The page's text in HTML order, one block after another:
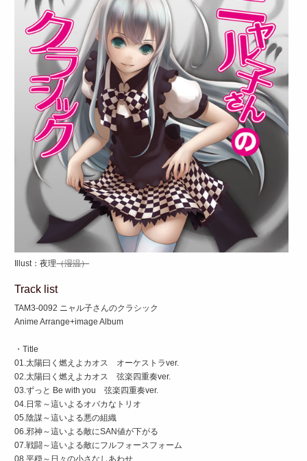
Illust：夜理（湿温）
Track list
TAM3-0092 ニャル子さんのクラシック
Anime Arrange+image Album
・Title
01.太陽曰く燃えよカオス オーケストラver.
02.太陽曰く燃えよカオス 弦楽四重奏ver.
03.ずっと Be with you 弦楽四重奏ver.
04.日常～這いよるオバカなトリオ
05.陰謀～這いよる悪の組織
06.邪神～這いよる敵にSAN値が下がる
07.戦闘～這いよる敵にフルフォースフォーム
08.平穏～日々の小さなしあわせ